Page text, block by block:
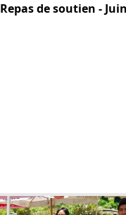
Repas de soutien -